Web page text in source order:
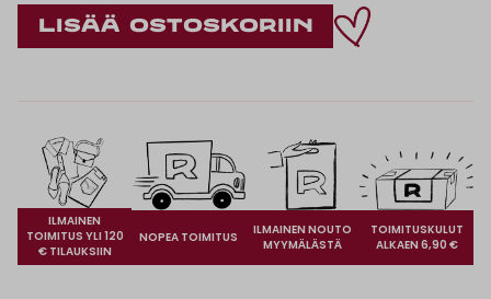
ILMAINEN
TOIMITUS YLI 120
€ TILAUKSIIN
NOPEA TOIMITUS
ILMAINEN NOUTO
MYYMÄLÄSTÄ
TOIMITUSKULUT
ALKAEN 6,90 €